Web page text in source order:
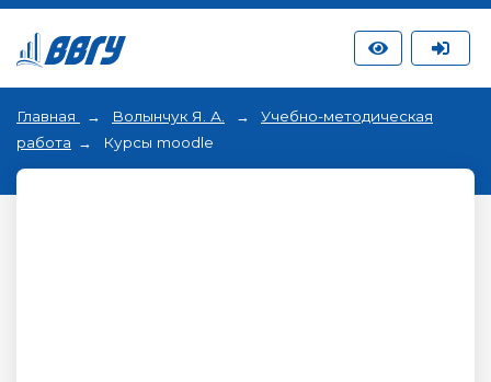
Главная Волынчук Я. А.
Учебно-методическая
работа
Курсы moodle